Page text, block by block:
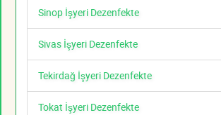
Sinop İşyeri Dezenfekte
Sivas İşyeri Dezenfekte
Tekirdağ İşyeri Dezenfekte
Tokat İşyeri Dezenfekte